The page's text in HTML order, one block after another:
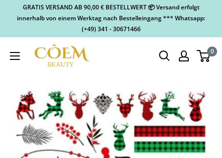
GRATIS VERSAND AB 90,00 € BESTELLWERT 📦 Versand erfolgt
innerhalb von einem Werktag nach Bestelleingang *** Whatsapp:
(+49) 341 - 30671466
0